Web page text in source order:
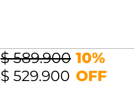
$589.900
El
$ 529.900 El
10%
OFF